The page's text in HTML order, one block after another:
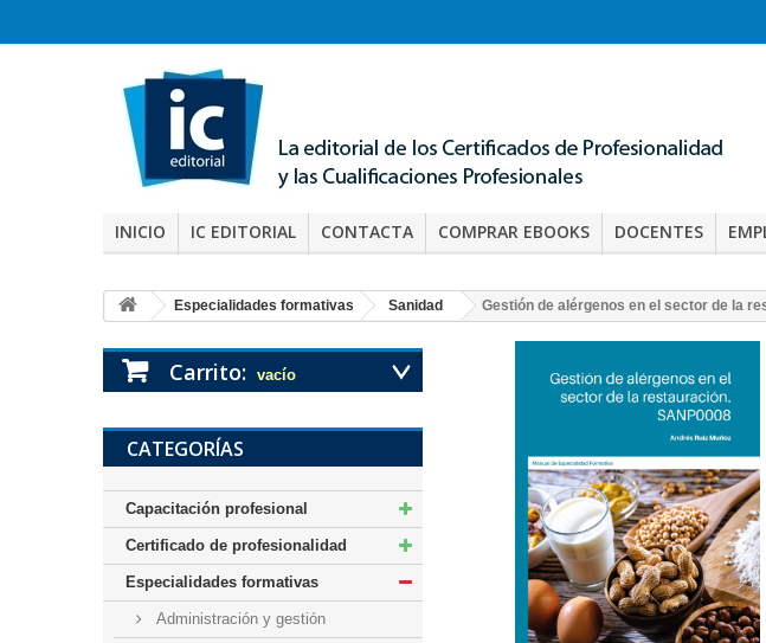
INICIO IC EDITORIAL CONTACTA COMPRAR EBOOKS DOCENTES
Especialidades formativas Sanidad Gestión de alérgenos en el sector de la
Carrito: vacío
CATEGORÍAS
Capacitación profesional
Certificado de profesionalidad
Especialidades formativas
Administración y gestión